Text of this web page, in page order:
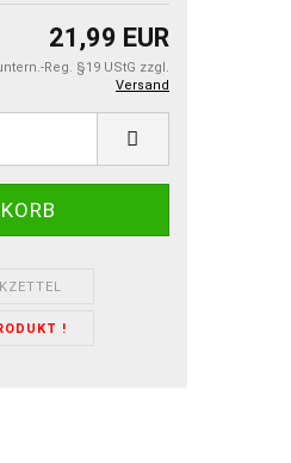
21,99 EUR
Reg. §19 UStG zzgl.
Versand
!